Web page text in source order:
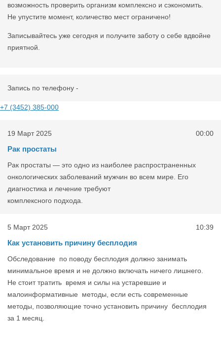
возможность проверить организм комплексно и сэкономить.
Не упустите момент, количество мест ограничено!
Записывайтесь уже сегодня и получите заботу о себе вдвойне
приятной.
Запись по телефону -
+7 (3452) 385-000
19 Март 2025 00:00
Рак простаты
Рак простаты — это одно из наиболее распространенных
онкологических заболеваний мужчин во всем мире. Его
диагностика и лечение требуют
комплексного подхода.
5 Март 2025 10:39
Как установить причину бесплодия
Обследование по поводу бесплодия должно занимать
минимальное время и не должно включать ничего лишнего.
Не стоит тратить время и силы на устаревшие и
малоинформативные методы, если есть современные
методы, позволяющие точно установить причину бесплодия
за 1 месяц.